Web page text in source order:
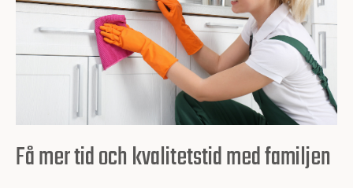
Få mer tid och kvalitetstid med familjen